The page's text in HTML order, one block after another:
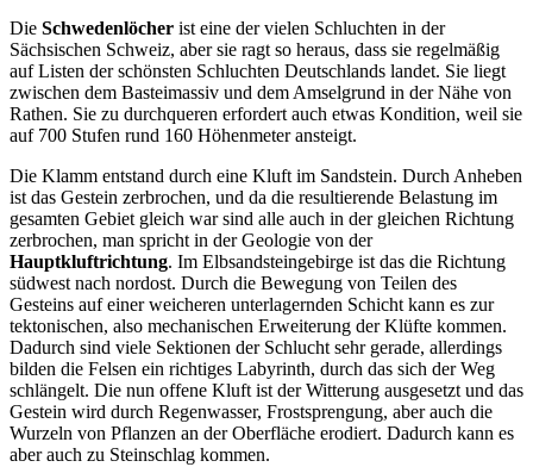
Die Schwedenlöcher ist eine der vielen Schluchten in der
Sächsischen Schweiz, aber sie ragt so heraus, dass sie regelmäßig
auf Listen der schönsten Schluchten Deutschlands landet. Sie liegt
zwischen dem Basteimassiv und dem Amselgrund in der Nähe von
Rathen. Sie zu durchqueren erfordert auch etwas Kondition, weil sie
auf 700 Stufen rund 160 Höhenmeter ansteigt.
Die Klamm entstand durch eine Kluft im Sandstein. Durch Anheben
ist das Gestein zerbrochen, und da die resultierende Belastung im
gesamten Gebiet gleich war sind alle auch in der gleichen Richtung
zerbrochen, man spricht in der Geologie von der
Hauptkluftrichtung. Im Elbsandsteingebirge ist das die Richtung
südwest nach nordost. Durch die Bewegung von Teilen des
Gesteins auf einer weicheren unterlagernden Schicht kann es zur
tektonischen, also mechanischen Erweiterung der Klüfte kommen.
Dadurch sind viele Sektionen der Schlucht sehr gerade, allerdings
bilden die Felsen ein richtiges Labyrinth, durch das sich der Weg
schlängelt. Die nun offene Kluft ist der Witterung ausgesetzt und das
Gestein wird durch Regenwasser, Frostsprengung, aber auch die
Wurzeln von Pflanzen an der Oberfläche erodiert. Dadurch kann es
aber auch zu Steinschlag kommen.